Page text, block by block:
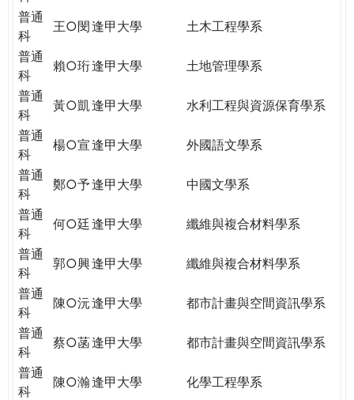
普通
科
王○閔逢甲大學
土木工程學系
普通
科
賴○珩逢甲大學
土地管理學系
普通
科
黃○凱逢甲大學
水利工程與資源保育學系
普通
科
楊○宣逢甲大學
外國語文學系
普通
科
鄭○予逢甲大學
中國文學系
普通
科
何○廷逢甲大學
纖維與複合材料學系
普通
科
郭○興逢甲大學
纖維與複合材料學系
普通
科
陳○沅逢甲大學
都市計畫與空間資訊學系
普通
科
蔡○菡逢甲大學
都市計畫與空間資訊學系
普通
科
陳○瀚逢甲大學
化學工程學系